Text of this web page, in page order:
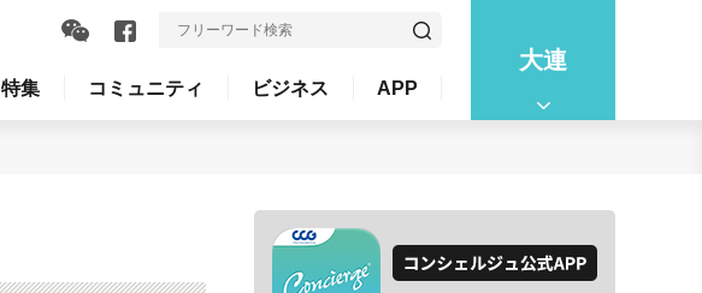
大連
特集 コミュニティ ビジネス APP